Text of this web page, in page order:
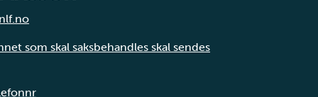
som skal saksbehandles skal sendes